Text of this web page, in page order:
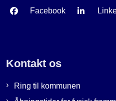
Facebook
Kontakt os
Ring til kommunen